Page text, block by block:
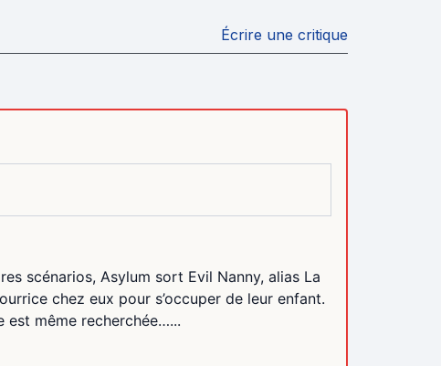
Écrire une critique
scénarios, Asylum sort Evil Nanny, alias La
chez eux pour s’occuper de leur enfant.
est même recherchée…...